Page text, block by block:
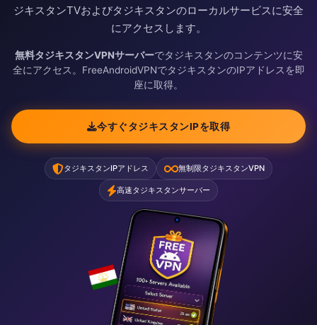
ジキスタンTVおよびタジキスタンのローカルサービスに安全
にアクセスします。
無料タジキスタンVPNサーバーでタジキスタンのコンテンツに安
全にアクセス。FreeAndroidVPNでタジキスタンのIPアドレスを即
座に取得。
今すぐタジキスタンIPを取得
タジキスタンIPアドレス 無制限タジキスタンVPN
高速タジキスタンサーバー